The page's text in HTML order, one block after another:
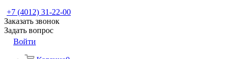
+7 (4012) 31-22-00
Заказать звонок
Задать вопрос
Войти